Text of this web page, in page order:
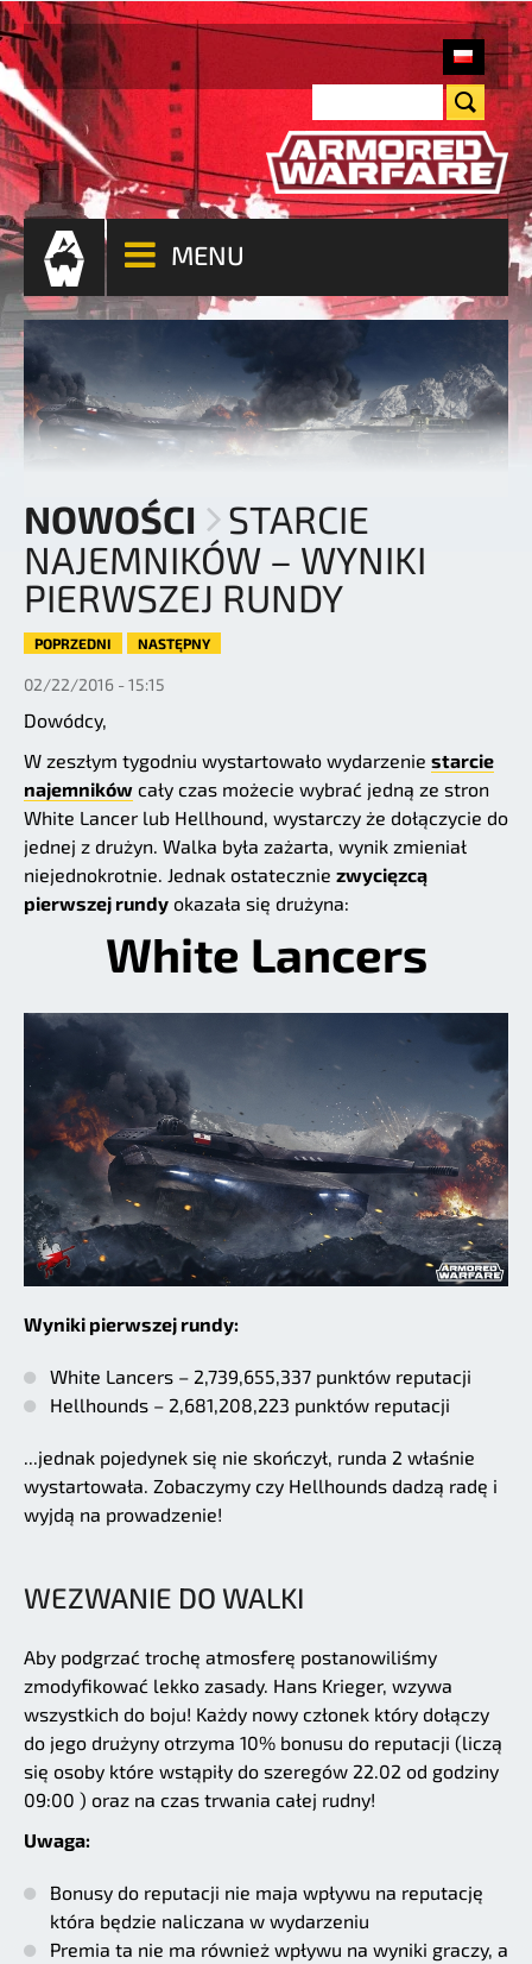
MENU
NOWOŚCI
STARCIE
NAJEMNIKÓW – WYNIKI
PIERWSZEJ RUNDY
POPRZEDNI NASTĘPNY
02/22/2016 - 15:15
Dowódcy,
W zeszłym tygodniu wystartowało wydarzenie starcie
najemników cały czas możecie wybrać jedną ze stron
White Lancer lub Hellhound, wystarczy że dołączycie do
jednej z drużyn. Walka była zażarta, wynik zmieniał
niejednokrotnie. Jednak ostatecznie zwycięzcą
pierwszej rundy okazała się drużyna:
White Lancers
Wyniki pierwszej rundy:
White Lancers – 2,739,655,337 punktów reputacji
Hellhounds – 2,681,208,223 punktów reputacji
...jednak pojedynek się nie skończył, runda 2 właśnie
wystartowała. Zobaczymy czy Hellhounds dadzą radę i
wyjdą na prowadzenie!
WEZWANIE DO WALKI
Aby podgrzać trochę atmosferę postanowiliśmy
zmodyfikować lekko zasady. Hans Krieger, wzywa
wszystkich do boju! Każdy nowy członek który dołączy
do jego drużyny otrzyma 10% bonusu do reputacji (liczą
się osoby które wstąpiły do szeregów 22.02 od godziny
09:00 ) oraz na czas trwania całej rudny!
Uwaga:
Bonusy do reputacji nie maja wpływu na reputację
która będzie naliczana w wydarzeniu
Premia ta nie ma również wpływu na wyniki graczy, a